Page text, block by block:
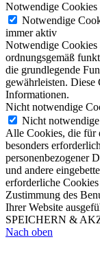
Notwendige Cookies
Notwendige
immer aktiv
Notwendige Cookies
ordnungsgemäß
die grundlegende
gewährleisten. Diese
Informationen.
Nicht notwendige
Nicht
Alle Cookies, die für
besonders
personenbezogener
und andere
erforderliche
Zustimmung des
Ihrer Website
SPEICHERN &
Nach oben